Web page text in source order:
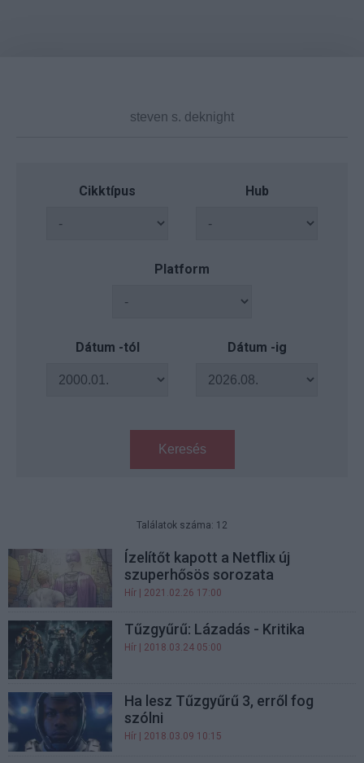
Cikktípus Hub
Platform
Dátum -tól Dátum -ig
Keresés
Találatok száma: 12
Ízelítőt kapott a Netflix új
szuperhősös sorozata
Hír | 2021.02.26 17:00
Tűzgyűrű: Lázadás - Kritika
Hír | 2018.03.24 05:00
Ha lesz Tűzgyűrű 3, erről fog
szólni
Hír | 2018.03.09 10:15